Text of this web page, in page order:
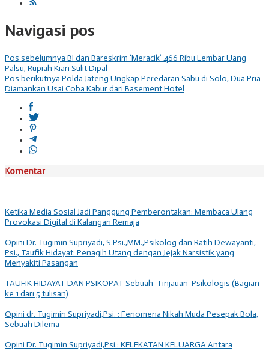
Navigasi pos
Pos sebelumnya BI dan Bareskrim ‘Meracik’ 466 Ribu Lembar Uang
Palsu, Rupiah Kian Sulit Dipal
Pos berikutnya Polda Jateng Ungkap Peredaran Sabu di Solo, Dua Pria
Diamankan Usai Coba Kabur dari Basement Hotel
Komentar
Ketika Media Sosial Jadi Panggung Pemberontakan: Membaca Ulang
Provokasi Digital di Kalangan Remaja
Opini Dr. Tugimin Supriyadi, S.Psi.,MM.,Psikolog dan Ratih Dewayanti,
Psi., Taufik Hidayat: Penagih Utang dengan Jejak Narsistik yang
Menyakiti Pasangan
TAUFIK HIDAYAT DAN PSIKOPAT Sebuah Tinjauan Psikologis (Bagian
ke 1 dari 5 tulisan)
Opini dr. Tugimin Supriyadi,Psi. : Fenomena Nikah Muda Pesepak Bola,
Sebuah Dilema
Opini Dr. Tugimin Supriyadi,Psi.: KELEKATAN KELUARGA Antara